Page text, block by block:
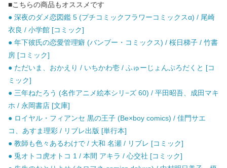
■こちらの商品もオススメです
● 深夜のダメ恋図鑑 5 (プチコミックフラワーコミックスα) / 尾崎
衣良 / 小学館 [コミック]
● 年下彼氏の恋愛管理癖 (バンブー・コミックス) / 桜日梯子 / 竹書
房 [コミック]
● ただいま、おかえり / いちかわ壱 / ふゅーじょんぷろだくと [コ
ミック]
● 三年ねたろう (名作アニメ絵本シリ−ズ 60) / 平田昭吾、成田マキ
ホ / 永岡書店 [文庫]
● ロイヤル・フィアンセ 黒の王子 (Be×boy comics) / 佳門サエ
コ、あすま理彩 / リブレ出版 [単行本]
● 教師も色々あるわけで / 大和 名瀬 / リブレ [コミック]
● 兎オトコ虎オトコ 1 / 本間 アキラ / 心交社 [コミック]